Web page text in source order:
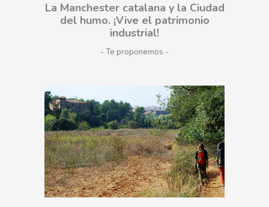
La Manchester catalana y la Ciudad
del humo. ¡Vive el patrimonio
industrial!
- Te proponemos